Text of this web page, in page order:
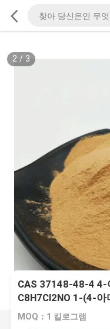
2/ 3
CAS 37148-48-4
C8H7Cl2NO 1-(4-
MOQ：1 킬로그램